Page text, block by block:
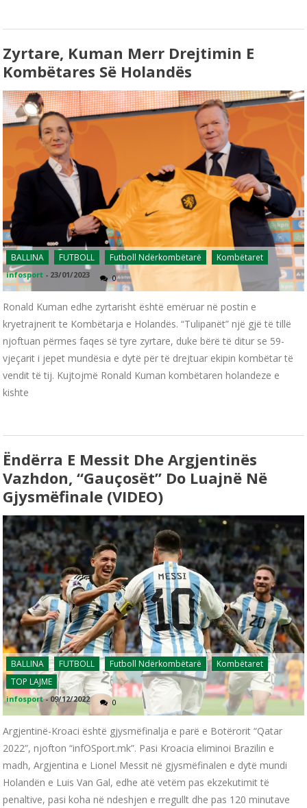
Zyrtare, Kuman Merr Drejtimin E
Kombëtares Së Holandës
BALLINA FUTBOLL Futboll Ndërkombëtarë Kombëtaret
infosport - 23/01/2023 0
Ronald Kuman edhe zyrtarisht është emëruar në postin e
kryetrajnerit te Kombëtarja e Holandës. “Tulipanët” një gjë të tillë
njoftuan përmes faqes së tyre zyrtare, duke bërë të ditur se 59-
vjeçarit i jepet mundësia e dytë për të drejtuar ekipin kombëtar të
vendit të tij. Kujtojmë Ronald Kuman kombëtaren holandeze e
kishte
Ëndërra E Messit Dhe Argjentinës
Vazhdon, “gauçosët” Do Luajnë Në
Gjysmëfinale (VIDEO)
BALLINA FUTBOLL Futboll Ndërkombëtarë
Kombëtaret
TOP LAJME
infosport -09/12/2022 0
Argjentinë-Kroaci është gjysmëfinalja e parë e Botërorit “Qatar
2022”, njofton “infOSport.mk”. Pasi Kroacia eliminoi Brazilin e
madh, Argjentina e Lionel Messit në gjysmëfinalen e dytë mundi
Holandën e Luis Van Gal, edhe atë vetëm pas ekzekutimit të
penaltive, pasi koha në ndeshjen e rregullt dhe pas 120 minutave